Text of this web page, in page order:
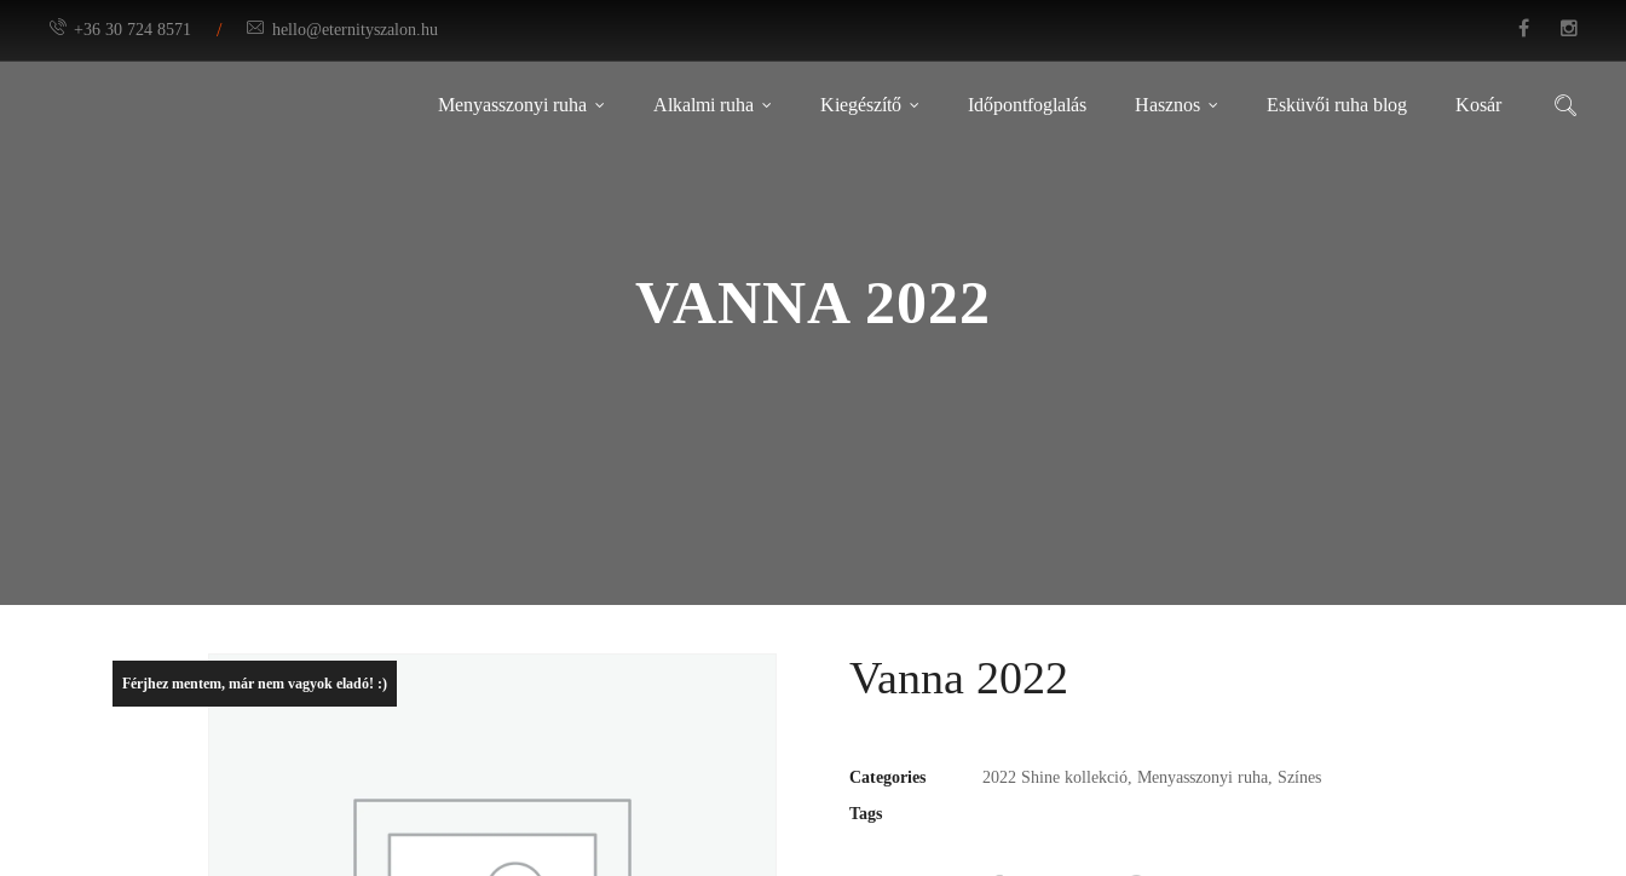
+36 30 724 8571 / hello@eternityszalon.hu
Menyasszonyi ruha Alkalmi ruha Kiegészítő Időpontfoglalás Hasznos Esküvői ruha blog Kosár
VANNA 2022
Férjhez mentem, már nem vagyok eladó! :) Vanna 2022
Categories 2022 Shine kollekció, Menyasszonyi ruha, Színes
Tags